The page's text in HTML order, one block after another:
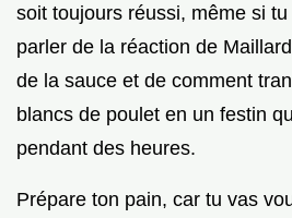
soit toujours réussi, même si
parler de la réaction de
de la sauce et de comment
blancs de poulet en un festin
pendant des heures.
Prépare ton pain, car tu vas